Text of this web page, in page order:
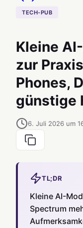
TECH-PUB
Kleine
zur
Phones,
günstige
6. Juli 2026 um
TL;DR
Kleine AI-
Spectrum